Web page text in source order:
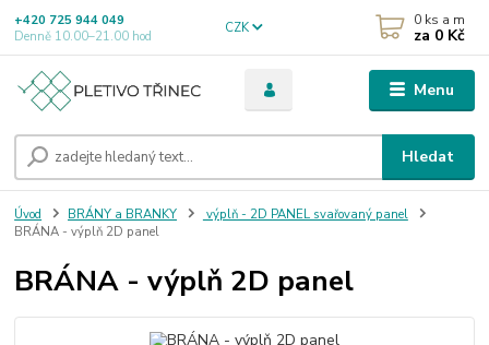
Menu
CZK
Hledat
+420 725 944 049
Denně 10.00–21.00 hod
0 ks a m
za 0 Kč
Úvod BRÁNY a BRANKY
výplň - 2D PANEL svařovaný panel
BRÁNA - výplň 2D panel
BRÁNA - výplň 2D panel